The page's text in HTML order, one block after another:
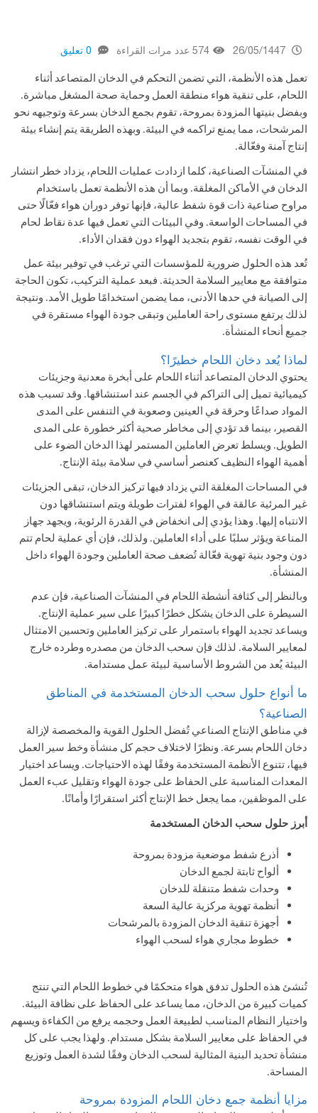
574 عدد مرات القراءة 0 تعليق
تعمل هذه الأنظمة، التي تضمن التحكم في الدخان المتصاعد أثناء
اللحام، على تنقية هواء منطقة العمل وحماية صحة المشغل مباشرة.
وبفضل بنيتها المزودة بمروحة، تقوم بجمع الدخان بسرعة وتوجيهه نحو
المرشحات، مما يمنع تراكمه في البيئة. وبهذه الطريقة يتم إنشاء بيئة
إنتاج آمنة وفعّالة.
في المنشآت الصناعية، كلما ازدادت عمليات اللحام، يزداد خطر انتشار
الدخان في الأماكن المغلقة. وبما أن هذه الأنظمة تعمل باستخدام
مراوح صناعية ذات قوة شفط عالية، فإنها توفر دوران هواء فعّالًا حتى
في المساحات الواسعة. وفي البيئات التي تعمل فيها عدة نقاط لحام
في الوقت نفسه، تقوم بتجديد الهواء دون فقدان الأداء.
تُعد هذه الحلول ضرورية للمؤسسات التي ترغب في توفير بيئة عمل
متوافقة مع معايير السلامة الحديثة. فبعد عملية التركيب، تكون الحاجة
إلى الصيانة في حدها الأدنى، مما يضمن استخدامًا طويل الأمد. ونتيجة
لذلك يرتفع مستوى راحة العاملين وتبقى جودة الهواء مستقرة في
جميع أنحاء المنشأة.
لماذا يُعد دخان اللحام خطيرًا؟
يحتوي الدخان المتصاعد أثناء اللحام على أبخرة معدنية وجزيئات
كيميائية تميل إلى التراكم في الجسم عند استنشاقها. وقد تسبب هذه
المواد صداعًا وحرقة في العينين وصعوبة في التنفس على المدى
القصير، بينما قد تؤدي إلى مخاطر صحية أكثر خطورة على المدى
الطويل. ويسلط تعرض العاملين المستمر لهذا الدخان الضوء على
أهمية الهواء النظيف كعنصر أساسي في سلامة بيئة الإنتاج.
في المساحات المغلقة التي يزداد فيها تركيز الدخان، تبقى الجزيئات
غير المرئية عالقة في الهواء لفترات طويلة ويتم استنشاقها دون
الانتباه إليها. وهذا يؤدي إلى انخفاض في القدرة الرئوية، ويجهد جهاز
المناعة ويؤثر سلبًا على أداء العاملين. ولذلك، فإن أي عملية لحام تتم
دون وجود بنية تهوية فعّالة تُضعف صحة العاملين وجودة الهواء داخل
المنشأة.
وبالنظر إلى كثافة أنشطة اللحام في المنشآت الصناعية، فإن عدم
السيطرة على الدخان يشكل خطرًا كبيرًا على سير عملية الإنتاج.
ويساعد تجديد الهواء باستمرار على تركيز العاملين وتحسين الامتثال
لمعايير السلامة. لذلك فإن سحب الدخان من مصدره وطرده خارج
البيئة يُعد من الشروط الأساسية لبيئة عمل مستدامة.
ما أنواع حلول سحب الدخان المستخدمة في المناطق
الصناعية؟
في مناطق الإنتاج الصناعي تُفضل الحلول القوية والمخصصة لإزالة
دخان اللحام بسرعة. ونظرًا لاختلاف حجم كل منشأة وخط سير العمل
فيها، تتنوع الأنظمة المستخدمة وفقًا لهذه الاحتياجات. ويساعد اختيار
المعدات المناسبة على الحفاظ على جودة الهواء وتقليل عبء العمل
على الموظفين، مما يجعل خط الإنتاج أكثر استقرارًا وأمانًا.
أبرز حلول سحب الدخان المستخدمة
أذرع شفط موضعية مزودة بمروحة
ألواح ثابتة لجمع الدخان
وحدات شفط متنقلة للدخان
أنظمة تهوية مركزية عالية السعة
أجهزة تنقية الدخان المزودة بالمرشحات
خطوط مجاري هواء لسحب الهواء
تُنشئ هذه الحلول تدفق هواء متحكمًا في خطوط اللحام التي تنتج
كميات كبيرة من الدخان، مما يساعد على الحفاظ على نظافة البيئة.
واختيار النظام المناسب لطبيعة العمل وحجمه يرفع من الكفاءة ويسهم
في الحفاظ على معايير السلامة بشكل مستدام. ولهذا يجب على كل
منشأة تحديد البنية المثالية لسحب الدخان وفقًا لشدة العمل وتوزيع
المساحة.
مزايا أنظمة جمع دخان اللحام المزودة بمروحة